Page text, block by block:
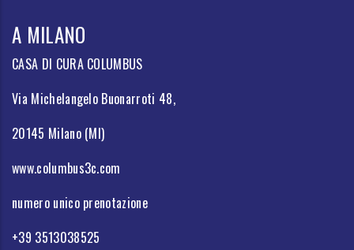
A MILANO
CASA DI CURA COLUMBUS
Via Michelangelo Buonarroti 48,
20145 Milano (MI)
www.columbus3c.com
numero unico prenotazione
+39 3513038525